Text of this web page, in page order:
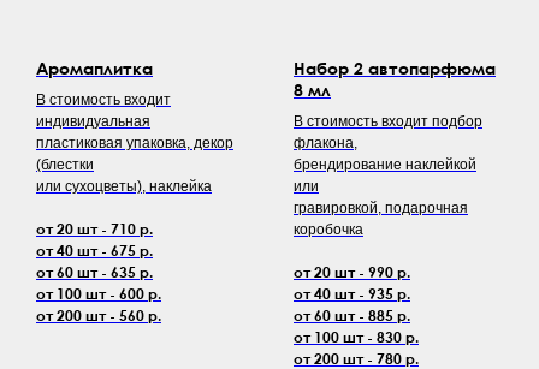
Аромаплитка
В стоимость входит
индивидуальная
пластиковая упаковка, декор
(блестки
или сухоцветы), наклейка
от 20 шт - 710 р.
от 40 шт - 675 р.
от 60 шт - 635 р.
от 100 шт - 600 р.
от 200 шт - 560 р.
Набор 2 автопарфюма
8 мл
В стоимость входит подбор
флакона,
брендирование наклейкой
или
гравировкой, подарочная
коробочка
от 20 шт - 990 р.
от 40 шт - 935 р.
от 60 шт - 885 р.
от 100 шт - 830 р.
от 200 шт - 780 р.